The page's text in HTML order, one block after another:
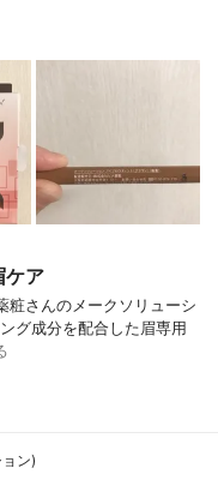
ケア
粧さんのメークソリューシ
グ成分を配合した眉専用
ン)